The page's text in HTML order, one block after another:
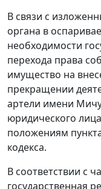
В связи с
органа в
необходимости
перехода права
имущество на
прекращении
артели имени
юридического
положениям
кодекса.
В соответствии с
государственная